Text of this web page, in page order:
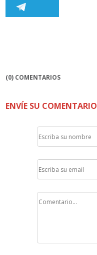
(0) COMENTARIOS
ENVÍE SU COMENTARIO